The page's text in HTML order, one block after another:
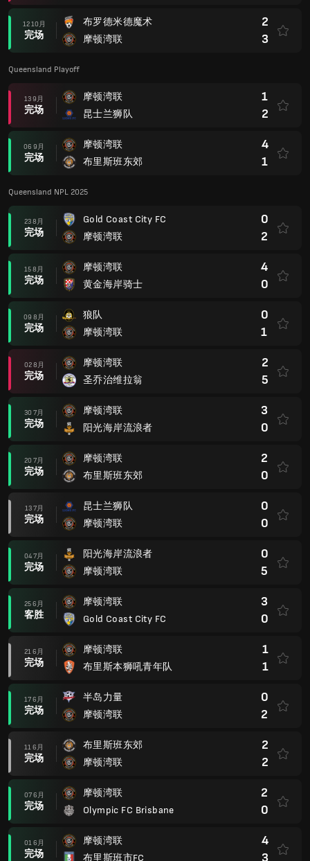
12 10月
完场
布罗德米德魔术
摩顿湾联
2
3
Queensland Playoff
13 9月
完场
摩顿湾联
昆士兰狮队
1
2
06 9月
完场
摩顿湾联
布里斯班东郊
4
1
Queensland NPL 2025
23 8月
完场
Gold Coast City FC
摩顿湾联
0
2
15 8月
完场
摩顿湾联
黄金海岸骑士
4
0
09 8月
完场
狼队
摩顿湾联
0
1
02 8月
完场
摩顿湾联
圣乔治维拉翁
2
5
30 7月
完场
摩顿湾联
阳光海岸流浪者
3
0
20 7月
完场
摩顿湾联
布里斯班东郊
2
0
13 7月
完场
昆士兰狮队
摩顿湾联
0
0
04 7月
完场
阳光海岸流浪者
摩顿湾联
0
5
25 6月
客胜
摩顿湾联
Gold Coast City FC
3
0
21 6月
完场
摩顿湾联
布里斯本狮吼青年队
1
1
17 6月
完场
半岛力量
摩顿湾联
0
2
11 6月
完场
布里斯班东郊
摩顿湾联
2
2
07 6月
完场
摩顿湾联
Olympic FC Brisbane
2
0
01 6月
完场
摩顿湾联
布里斯班市FC
4
3